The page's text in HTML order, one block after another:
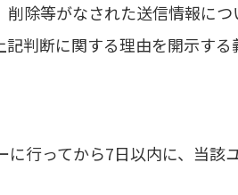
除等がなされた送信情報につ
判断に関する理由を開示する
行ってから7日以内に、当該